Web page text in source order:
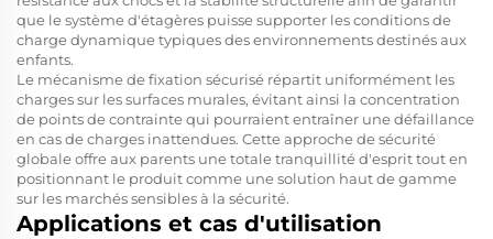
que le système d'étagères puisse supporter les conditions de
charge dynamique typiques des environnements destinés aux
enfants.
Le mécanisme de fixation sécurisé répartit uniformément les
charges sur les surfaces murales, évitant ainsi la concentration
de points de contrainte qui pourraient entraîner une défaillance
en cas de charges inattendues. Cette approche de sécurité
globale offre aux parents une totale tranquillité d'esprit tout en
positionnant le produit comme une solution haut de gamme
sur les marchés sensibles à la sécurité.
Applications et cas d'utilisation